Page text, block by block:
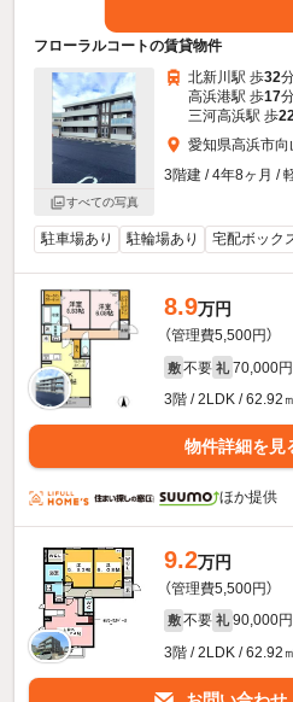
フローラルコートの賃貸物件
すべての写真
北新川駅 歩32
高浜港駅 歩17
三河高浜駅 歩
愛知県高浜市向
3階建 / 4年8ヶ月 /
駐車場あり 駐輪場あり 宅配ボック
8.9万円
（管理費5,500円）
敷 不要 礼 70,000円
3階 / 2LDK / 62.92
物件詳細を見
ほか提供
9.2万円
（管理費5,500円）
敷 不要 礼 90,000円
3階 / 2LDK / 62.92